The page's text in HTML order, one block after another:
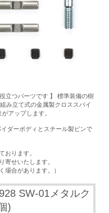
立つパーツです 】 標準装備の樹
み立て式の金属製クロススパイ
アップします。
ダーボディとスチール製ピンで
おります。
寄せいたします。
場合があります。）
SW-01メタルク
)